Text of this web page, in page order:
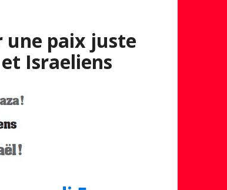
une paix juste
Israeliens